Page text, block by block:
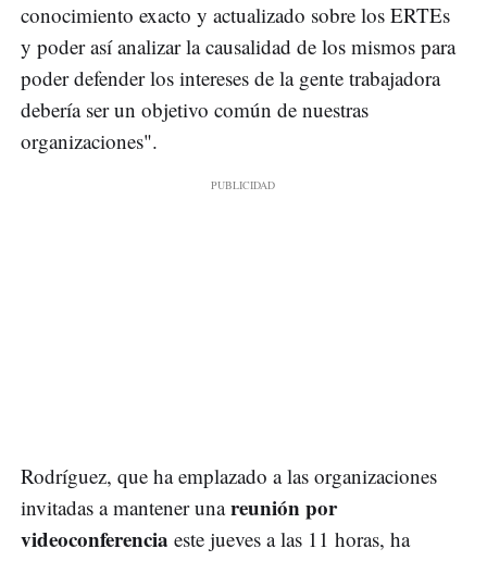
conocimiento exacto y actualizado sobre los ERTEs
y poder así analizar la causalidad de los mismos para
poder defender los intereses de la gente trabajadora
debería ser un objetivo común de nuestras
organizaciones".
Rodríguez, que ha emplazado a las organizaciones
invitadas a mantener unareunión por
videoconferencia este jueves a las 11 horas, ha